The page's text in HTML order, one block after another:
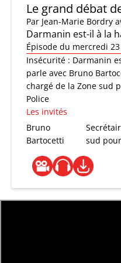
Le grand débat
Par Jean-Marie Bordry
Darmanin est-il à la
Épisode du mercredi
Insécurité : Darmanin
parle avec Bruno
chargé de la Zone sud
Police
Les invités
Bruno
Bartocetti
sud